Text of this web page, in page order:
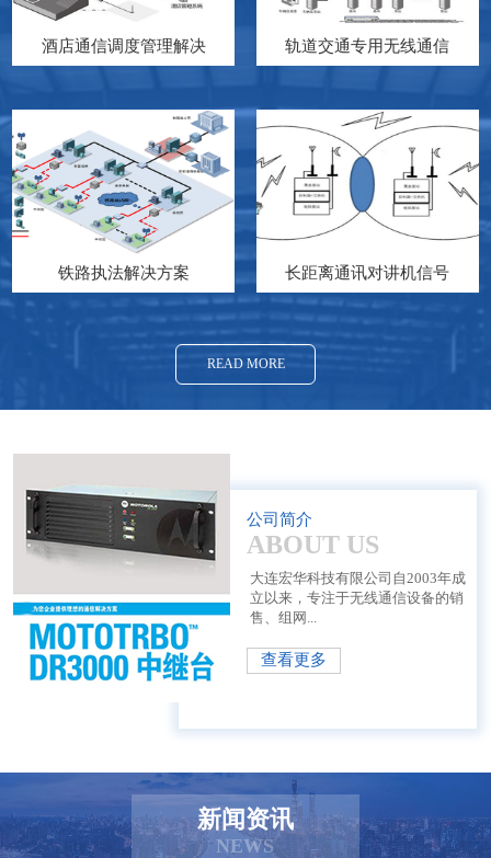
酒店通信调度管理解决 轨道交通专用无线通信
铁路执法解决方案 长距离通讯对讲机信号
READ MORE
公司简介
ABOUT US
大连宏华科技有限公司自2003年成
立以来，专注于无线通信设备的销
售、组网...
查看更多
新闻资讯
NEWS